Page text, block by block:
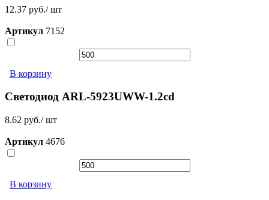
12.37 руб./ шт
Артикул 7152
В корзину
Светодиод ARL-5923UWW-1.2cd
8.62 руб./ шт
Артикул 4676
В корзину